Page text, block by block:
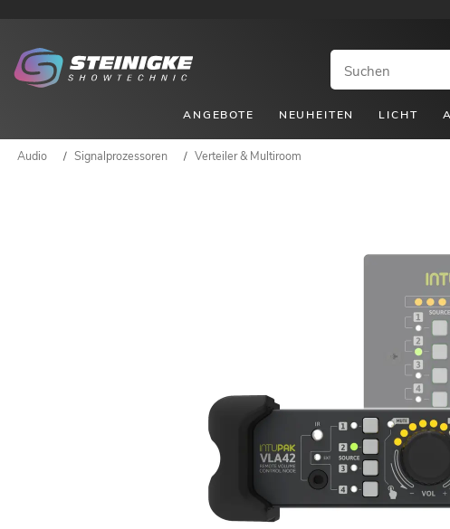
ANGEBOTE NEUHEITEN LICHT
Audio / Signalprozessoren / Verteiler & Multiroom